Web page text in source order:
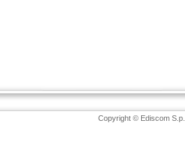
Copyright © Ediscom